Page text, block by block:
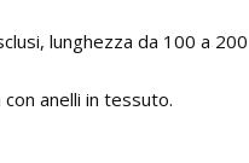
lunghezza da 100 a
anelli in tessuto.